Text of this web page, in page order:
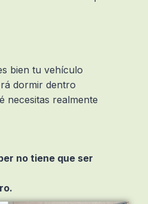
bien tu vehículo
dormir dentro
necesitas realmente
no tiene que ser